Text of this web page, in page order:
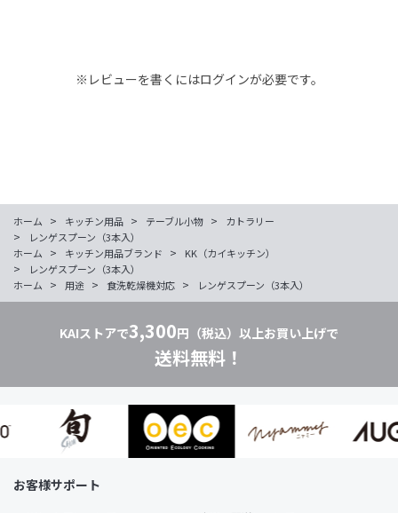
※レビューを書くにはログインが必要です。
ホーム > キッチン用品 > テーブル小物 > カトラリー
>
レンゲスプーン（3本入）
ホーム
> キッチン用品ブランド > KK（カイキッチン）
>
レンゲスプーン（3本入）
ホーム
> 用途 > 食洗乾燥機対応 > レンゲスプーン（3本入）
KAIストアで3,300円（税込）以上お買い上げで
送料無料！
お客様サポート